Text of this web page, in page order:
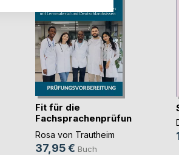
Fit für die
Fachsprachenprüfung
Me(...)
Rosa von Trautheim
37,95 € Buch